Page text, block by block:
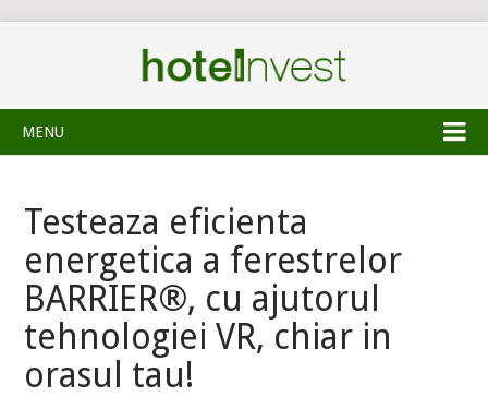
MENU
Testeaza eficienta
energetica a ferestrelor
BARRIER®, cu ajutorul
tehnologiei VR, chiar in
orasul tau!